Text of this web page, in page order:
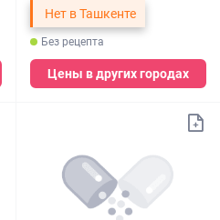
Нет в Ташкенте
Без рецепта
Цены в других городах